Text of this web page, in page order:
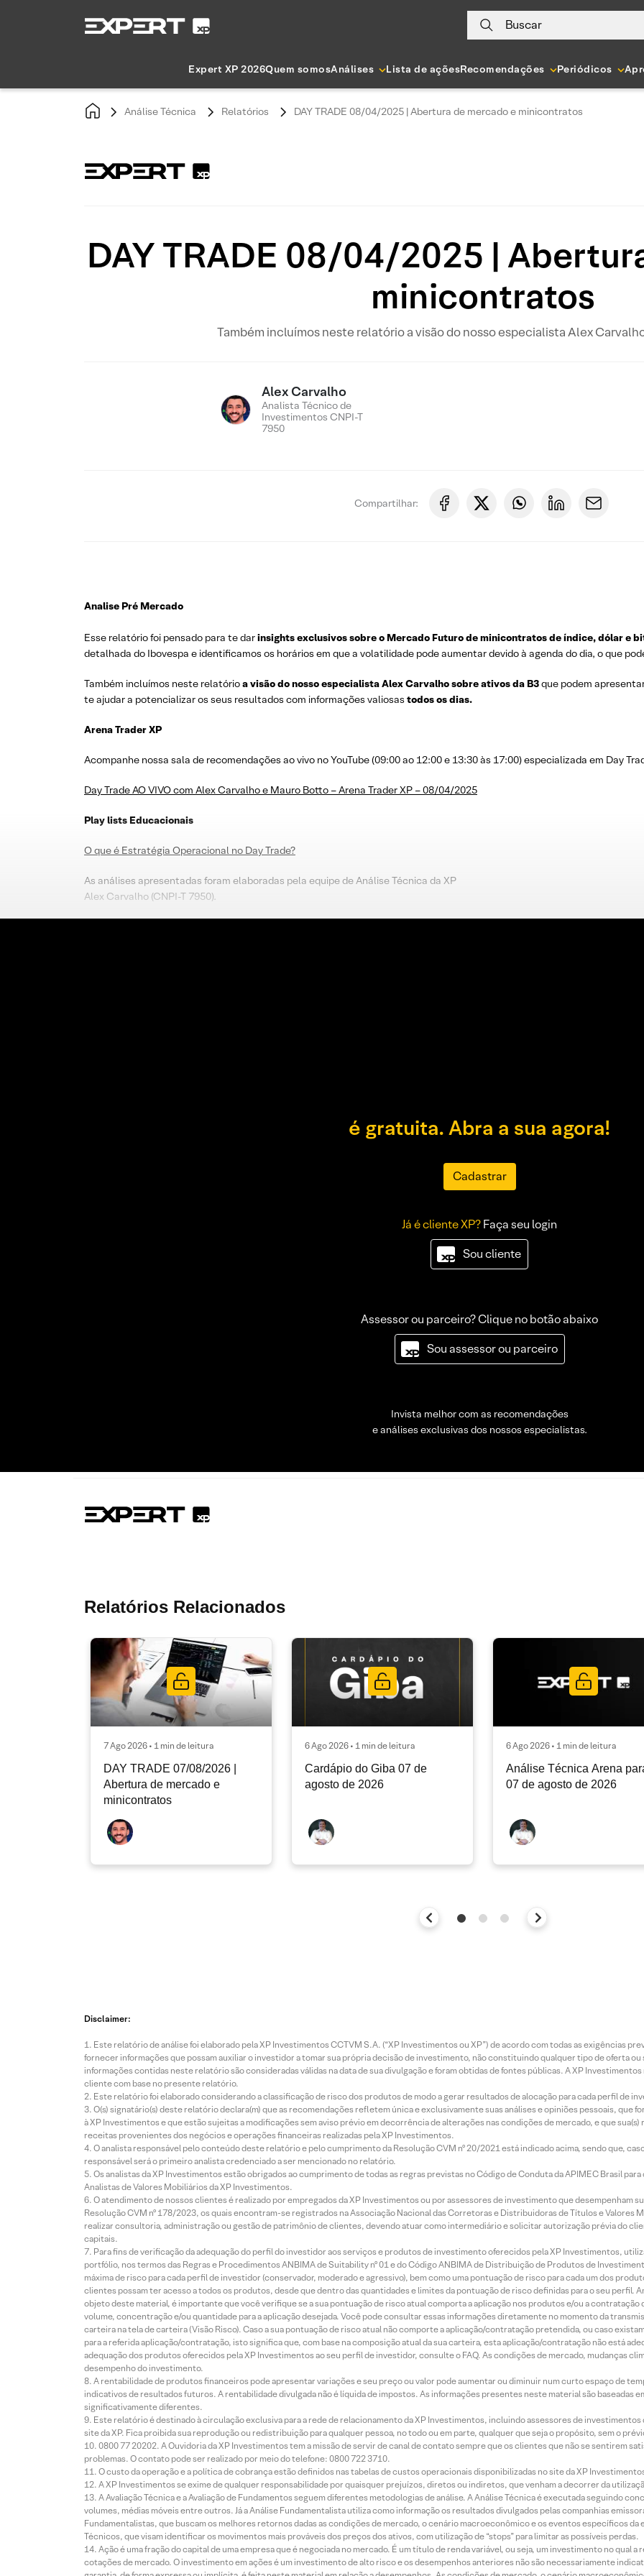
Buscar
Expert XP 2026Quem somosAnálises Lista de açõesRecomendações Periódicos
Análise Técnica Relatórios DAY TRADE 08/04/2025 | Abertura de mercado e minicontratos
DAY TRADE 08/04/2025 |
minicontratos
Também incluímos neste relatório a visão do nosso especialista Alex
Alex Carvalho
Analista Técnico de
Investimentos CNPI-T
7950
Compartilhar:
Analise Pré Mercado
Esse relatório foi pensado para te darinsights exclusivos sobre o Mercado Futuro de minicontratos de índice, dólar e
detalhada do Ibovespa e identificamos os horários em que a volatilidade pode aumentar devido à agenda do dia, o que
Também incluímos neste relatórioa visão do nosso especialista Alex Carvalho sobre ativos da B3que podem
te ajudar a potencializar os seus resultados com informações valiosas todos os dias.
Arena Trader XP
Acompanhe nossa sala de recomendações ao vivo no YouTube (09:00 ao 12:00 e 13:30 às 17:00) especializada em Day
Day Trade AO VIVO com Alex Carvalho e Mauro Botto – Arena Trader XP – 08/04/2025
Play lists Educacionais
O que é Estratégia Operacional no Day Trade?
As análises apresentadas foram elaboradas pela equipe de Análise Técnica da XP
Alex Carvalho (CNPI-T 7950).
é gratuita. Abra a sua agora!
Cadastrar
Já é cliente XP?Faça seu login
Sou cliente
Assessor ou parceiro? Clique no botão abaixo
Sou assessor ou parceiro
Invista melhor com as recomendações
e análises exclusivas dos nossos especialistas.
Relatórios Relacionados
7 Ago 2026 • 1 min de leitura
DAY TRADE 07/08/2026 |
Abertura de mercado e
minicontratos
6 Ago 2026 • 1 min de leitura
Cardápio do Giba 07 de
agosto de 2026
6 Ago 2026 • 1 min de leitura
Análise Técnica Arena
07 de agosto de 2026
Disclaimer:
Este relatório de análise foi elaborado pela XP Investimentos CCTVM S.A. (“XP Investimentos ou XP”) de acordo com todas as exigências
fornecer informações que possam auxiliar o investidor a tomar sua própria decisão de investimento, não constituindo qualquer tipo de oferta
informações contidas neste relatório são consideradas válidas na data de sua divulgação e foram obtidas de fontes públicas. A XP
cliente com base no presente relatório.
Este relatório foi elaborado considerando a classificação de risco dos produtos de modo a gerar resultados de alocação para cada perfil de
O(s) signatário(s) deste relatório declara(m) que as recomendações refletem única e exclusivamente suas análises e opiniões pessoais, que
à XP Investimentos e que estão sujeitas a modificações sem aviso prévio em decorrência de alterações nas condições de mercado, e que
receitas provenientes dos negócios e operações financeiras realizadas pela XP Investimentos.
O analista responsável pelo conteúdo deste relatório e pelo cumprimento da Resolução CVM nº 20/2021 está indicado acima, sendo que,
responsável será o primeiro analista credenciado a ser mencionado no relatório.
Os analistas da XP Investimentos estão obrigados ao cumprimento de todas as regras previstas no Código de Conduta da APIMEC Brasil
Analistas de Valores Mobiliários da XP Investimentos.
O atendimento de nossos clientes é realizado por empregados da XP Investimentos ou por assessores de investimento que desempenham
Resolução CVM nº 178/2023, os quais encontram-se registrados na Associação Nacional das Corretoras e Distribuidoras de Títulos e Valores
realizar consultoria, administração ou gestão de patrimônio de clientes, devendo atuar como intermediário e solicitar autorização prévia do
capitais.
Para fins de verificação da adequação do perfil do investidor aos serviços e produtos de investimento oferecidos pela XP Investimentos,
portfólio, nos termos das Regras e Procedimentos ANBIMA de Suitability nº 01 e do Código ANBIMA de Distribuição de Produtos de
máxima de risco para cada perfil de investidor (conservador, moderado e agressivo), bem como uma pontuação de risco para cada um dos
clientes possam ter acesso a todos os produtos, desde que dentro das quantidades e limites da pontuação de risco definidas para o seu perfil.
objeto deste material, é importante que você verifique se a sua pontuação de risco atual comporta a aplicação nos produtos e/ou a contratação
volume, concentração e/ou quantidade para a aplicação desejada. Você pode consultar essas informações diretamente no momento da
carteira na tela de carteira (Visão Risco). Caso a sua pontuação de risco atual não comporte a aplicação/contratação pretendida, ou caso
para a referida aplicação/contratação, isto significa que, com base na composição atual da sua carteira, esta aplicação/contratação não está
adequação dos produtos oferecidos pela XP Investimentos ao seu perfil de investidor, consulte o FAQ. As condições de mercado, mudanças
desempenho do investimento.
A rentabilidade de produtos financeiros pode apresentar variações e seu preço ou valor pode aumentar ou diminuir num curto espaço de
indicativos de resultados futuros. A rentabilidade divulgada não é líquida de impostos. As informações presentes neste material são baseadas
significativamente diferentes.
Este relatório é destinado à circulação exclusiva para a rede de relacionamento da XP Investimentos, incluindo assessores de investimentos
site da XP. Fica proibida sua reprodução ou redistribuição para qualquer pessoa, no todo ou em parte, qualquer que seja o propósito, sem o
0800 77 20202. A Ouvidoria da XP Investimentos tem a missão de servir de canal de contato sempre que os clientes que não se sentirem
problemas. O contato pode ser realizado por meio do telefone: 0800 722 3710.
O custo da operação e a política de cobrança estão definidos nas tabelas de custos operacionais disponibilizadas no site da XP
A XP Investimentos se exime de qualquer responsabilidade por quaisquer prejuízos, diretos ou indiretos, que venham a decorrer da
A Avaliação Técnica e a Avaliação de Fundamentos seguem diferentes metodologias de análise. A Análise Técnica é executada seguindo
volumes, médias móveis entre outros. Já a Análise Fundamentalista utiliza como informação os resultados divulgados pelas companhias
Fundamentalistas, que buscam os melhores retornos dadas as condições de mercado, o cenário macroeconômico e os eventos específicos
Técnicos, que visam identificar os movimentos mais prováveis dos preços dos ativos, com utilização de “stops” para limitar as possíveis perdas.
Ação é uma fração do capital de uma empresa que é negociada no mercado. É um título de renda variável, ou seja, um investimento no qual
cotações de mercado. O investimento em ações é um investimento de alto risco e os desempenhos anteriores não são necessariamente